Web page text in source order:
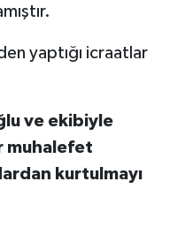
yaptığı icraatlar
ve ekibiyle
muhalefet
kurtulmayı